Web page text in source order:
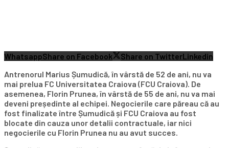
WhatsappShare on Facebook Share on TwitterLinkedin
Antrenorul Marius Șumudică, în vârstă de 52 de ani, nu va
mai prelua FC Universitatea Craiova (FCU Craiova). De
asemenea, Florin Prunea, în vârstă de 55 de ani, nu va mai
deveni președinte al echipei. Negocierile care păreau că au
fost finalizate între Șumudică și FCU Craiova au fost
blocate din cauza unor detalii contractuale, iar nici
negocierile cu Florin Prunea nu au avut succes.